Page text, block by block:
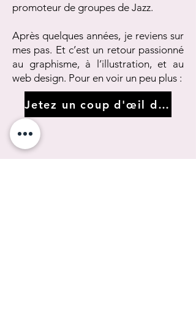
promoteur de groupes de Jazz.
Après quelques années, je reviens sur
mes pas. Et c’est un retour passionné
au graphisme, à l’illustration, et au
web design. Pour en voir un peu plus :
Jetez un coup d'œil dans le rétro